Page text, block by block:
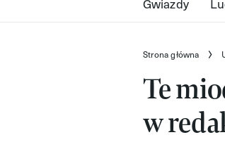
Strona główna
Te
w